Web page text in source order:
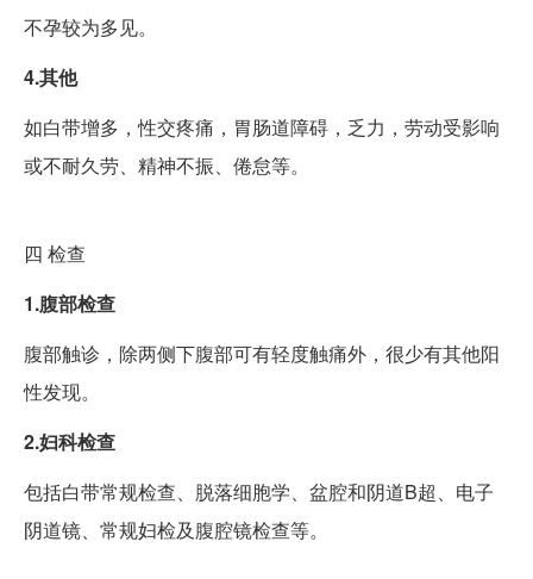
不孕较为多见。
4.其他
如白带增多，性交疼痛，胃肠道障碍，乏力，劳动受影响
或不耐久劳、精神不振、倦怠等。
四 检查
1.腹部检查
腹部触诊，除两侧下腹部可有轻度触痛外，很少有其他阳
性发现。
2.妇科检查
包括白带常规检查、脱落细胞学、盆腔和阴道B超、电子
阴道镜、常规妇检及腹腔镜检查等。